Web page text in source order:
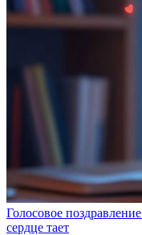
Голосовое
сердце тает